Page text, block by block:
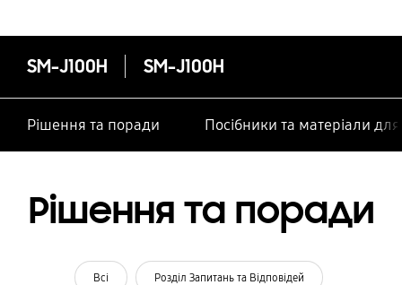
SM-J100H SM-J100H
Рішення та поради Посібники та матеріали
Рішення та поради
Всі Розділ Запитань та Відповідей